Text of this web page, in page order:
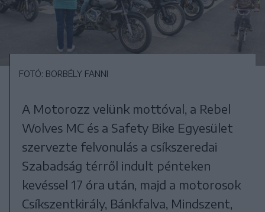
FOTÓ: BORBÉLY FANNI
A Motorozz velünk mottóval, a Rebel
Wolves MC és a Safety Bike Egyesület
szervezte felvonulás a csíkszeredai
Szabadság térről indult pénteken
kevéssel 17 óra után, majd a motorosok
Csíkszentkirály, Bánkfalva, Mindszent,